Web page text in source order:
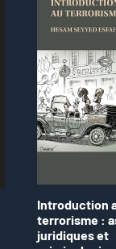
Introduction
terrorisme :
juridiques et